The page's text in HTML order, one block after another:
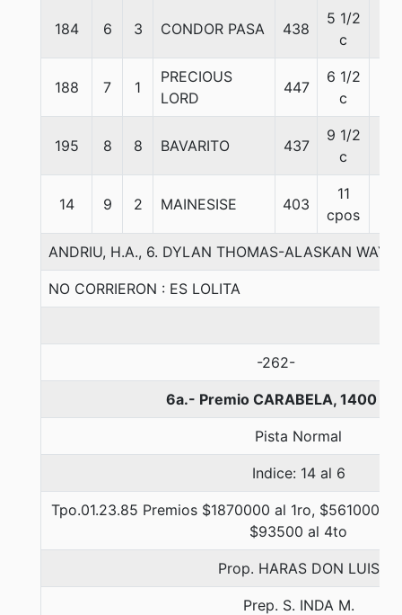
184 6 3 CONDOR PASA 438
5 1/2
c
188 7 1
PRECIOUS
LORD
447
6 1/2
c
195 8 8 BAVARITO 437
9 1/2
c
14 9 2 MAINESISE 403
11
cpos
ANDRIU, H.A., 6. DYLAN THOMAS-ALASKAN WAY-
NO CORRIERON : ES LOLITA
-262-
6a.- Premio CARABELA, 1400
Pista Normal
Indice: 14 al 6
Tpo.01.23.85 Premios $1870000 al 1ro, $561000
$93500 al 4to
Prop. HARAS DON LUIS
Prep. S. INDA M.